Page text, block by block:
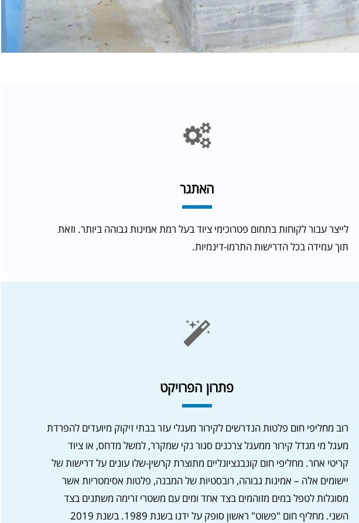
כולו נעמד במיליארדי שקלים. מים מצוננים ממחליפי
החום מקררים ציוד יקר ביותר. אמינות הציוד בבתי זיקוק
האתגר
לייצר עבור לקוחות בתחום פטרוכימי ציוד בעל רמת אמינות גבוהה ביותר. וזאת
תוך עמידה בכל הדרישות התרמו-דינמיות.
פתרון הפרויקט
רוב מחליפי חום פלטות הנדרשים לקירור מעגלי עזר בבתי זיקוק מיועדים להפרדת
מעגל מי מגדל קירור ממעגל צרכנים סגור נקי שמקרר, למשל מדחס, או ציוד
קריטי אחר. מחליפי חום קונבנציונליים מתוצרת קרשין-שלו עונים על דרישות של
יישומים אלה – אמינות גבוהה, רובסטיות של המבנה, פלטות אסימטריות אשר
מסוגלות לטפל במים מזוהמים בצד אחד ומים עם משטרי זרימה משתנים בצד
השני. מחליף חום "פשוט" ראשון סופק על ידנו בשנת 1989. בשנת 2019